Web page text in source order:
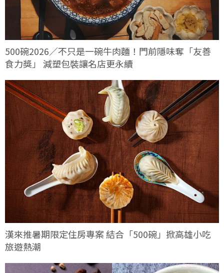
500碗2026／不只是一碗牛肉麵！門前隱味奪「友善
食力獎」 減塑包裝讓名店更永續
漢來推暑期限定住房專案 結合「500碗」掀高雄小吃
旅遊熱潮